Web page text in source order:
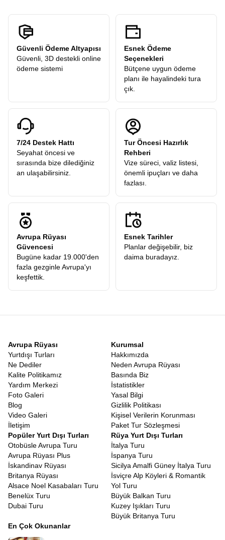
Güvenli Ödeme Altyapısı
Güvenli, 3D destekli online
ödeme sistemi
Esnek Ödeme
Seçenekleri
Bütçene uygun ödeme
planı ile hayalindeki tura
çık.
7/24 Destek Hattı
Seyahat öncesi ve
sırasında bize dilediğiniz
an ulaşabilirsiniz.
Tur Öncesi Hazırlık
Rehberi
Vize süreci, valiz listesi,
önemli ipuçları ve daha
fazlası.
Avrupa Rüyası
Güvencesi
Bugüne kadar 19.000'den
fazla gezginle Avrupa'yı
keşfettik.
Esnek Tarihler
Planlar değişebilir, biz
daima buradayız.
Avrupa Rüyası
Yurtdışı Turları
Ne Dediler
Kalite Politikamız
Yardım Merkezi
Foto Galeri
Blog
Video Galeri
İletişim
Kurumsal
Hakkımızda
Neden Avrupa Rüyası
Basında Biz
İstatistikler
Yasal Bilgi
Gizlilik Politikası
Kişisel Verilerin Korunması
Paket Tur Sözleşmesi
Popüler Yurt Dışı Turları
Otobüsle Avrupa Turu
Avrupa Rüyası Plus
İskandinav Rüyası
Britanya Rüyası
Alsace Noel Kasabaları Turu
Benelüx Turu
Dubai Turu
Rüya Yurt Dışı Turları
İtalya Turu
İspanya Turu
Sicilya Amalfi Güney İtalya Turu
İsviçre Alp Köyleri & Romantik
Yol Turu
Büyük Balkan Turu
Kuzey Işıkları Turu
Büyük Britanya Turu
En Çok Okunanlar